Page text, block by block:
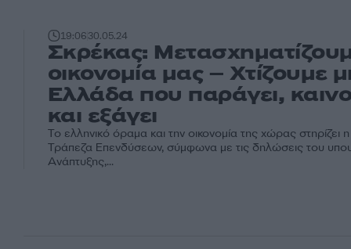
19:0630.05.24
Σκρέκας:
οικονομία μας – Χτίζουμε
Ελλάδα που παράγει,
και εξάγει
Το ελληνικό όραμα και την οικονομία της χώρας στηρίζει
Τράπεζα Επενδύσεων, σύμφωνα με τις δηλώσεις του
Ανάπτυξης,...